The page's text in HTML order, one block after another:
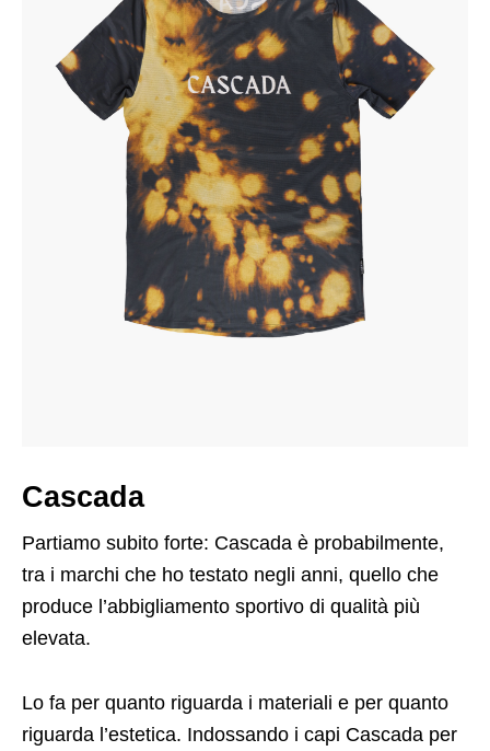
Cascada
Partiamo subito forte: Cascada è probabilmente,
tra i marchi che ho testato negli anni, quello che
produce l’abbigliamento sportivo di qualità più
elevata.
Lo fa per quanto riguarda i materiali e per quanto
riguarda l’estetica. Indossando i capi Cascada per